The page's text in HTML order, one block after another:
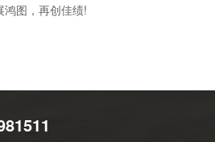
鸿图，再创佳绩!